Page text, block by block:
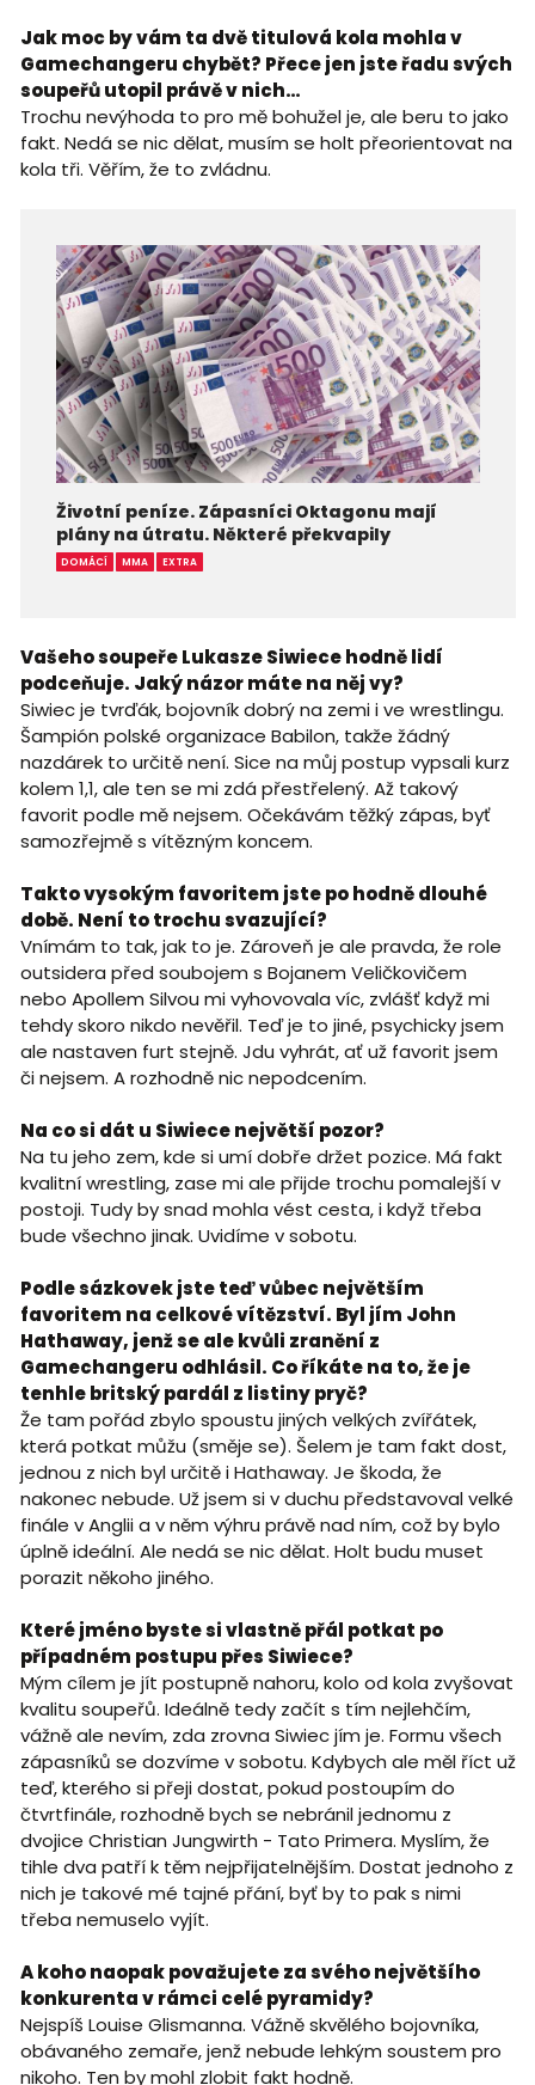
Jak moc by vám ta dvě titulová kola mohla v
Gamechangeru chybět? Přece jen jste řadu svých
soupeřů utopil právě v nich…
Trochu nevýhoda to pro mě bohužel je, ale beru to jako
fakt. Nedá se nic dělat, musím se holt přeorientovat na
kola tři. Věřím, že to zvládnu.
Životní peníze. Zápasníci Oktagonu mají
plány na útratu. Některé překvapily
DOMÁCÍ MMA EXTRA
Vašeho soupeře Lukasze Siwiece hodně lidí
podceňuje. Jaký názor máte na něj vy?
Siwiec je tvrďák, bojovník dobrý na zemi i ve wrestlingu.
Šampión polské organizace Babilon, takže žádný
nazdárek to určitě není. Sice na můj postup vypsali kurz
kolem 1,1, ale ten se mi zdá přestřelený. Až takový
favorit podle mě nejsem. Očekávám těžký zápas, byť
samozřejmě s vítězným koncem.
Takto vysokým favoritem jste po hodně dlouhé
době. Není to trochu svazující?
Vnímám to tak, jak to je. Zároveň je ale pravda, že role
outsidera před soubojem s Bojanem Veličkovičem
nebo Apollem Silvou mi vyhovovala víc, zvlášť když mi
tehdy skoro nikdo nevěřil. Teď je to jiné, psychicky jsem
ale nastaven furt stejně. Jdu vyhrát, ať už favorit jsem
či nejsem. A rozhodně nic nepodcením.
Na co si dát u Siwiece největší pozor?
Na tu jeho zem, kde si umí dobře držet pozice. Má fakt
kvalitní wrestling, zase mi ale přijde trochu pomalejší v
postoji. Tudy by snad mohla vést cesta, i když třeba
bude všechno jinak. Uvidíme v sobotu.
Podle sázkovek jste teď vůbec největším
favoritem na celkové vítězství. Byl jím John
Hathaway, jenž se ale kvůli zranění z
Gamechangeru odhlásil. Co říkáte na to, že je
tenhle britský pardál z listiny pryč?
Že tam pořád zbylo spoustu jiných velkých zvířátek,
která potkat můžu (směje se). Šelem je tam fakt dost,
jednou z nich byl určitě i Hathaway. Je škoda, že
nakonec nebude. Už jsem si v duchu představoval velké
finále v Anglii a v něm výhru právě nad ním, což by bylo
úplně ideální. Ale nedá se nic dělat. Holt budu muset
porazit někoho jiného.
Které jméno byste si vlastně přál potkat po
případném postupu přes Siwiece?
Mým cílem je jít postupně nahoru, kolo od kola zvyšovat
kvalitu soupeřů. Ideálně tedy začít s tím nejlehčím,
vážně ale nevím, zda zrovna Siwiec jím je. Formu všech
zápasníků se dozvíme v sobotu. Kdybych ale měl říct už
teď, kterého si přeji dostat, pokud postoupím do
čtvrtfinále, rozhodně bych se nebránil jednomu z
dvojice Christian Jungwirth - Tato Primera. Myslím, že
tihle dva patří k těm nejpřijatelnějším. Dostat jednoho z
nich je takové mé tajné přání, byť by to pak s nimi
třeba nemuselo vyjít.
A koho naopak považujete za svého největšího
konkurenta v rámci celé pyramidy?
Nejspíš Louise Glismanna. Vážně skvělého bojovníka,
obávaného zemaře, jenž nebude lehkým soustem pro
nikoho. Ten by mohl zlobit fakt hodně.